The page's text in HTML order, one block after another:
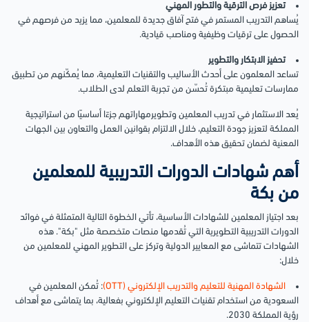
تعزيز فرص الترقية والتطور المهني
يُساهم التدريب المستمر في فتح آفاق جديدة للمعلمين، مما يزيد من فرصهم في
الحصول على ترقيات وظيفية ومناصب قيادية.
تحفيز الابتكار والتطوير
تساعد المعلمون على أحدث الأساليب والتقنيات التعليمية، مما يُمكّنهم من تطبيق
ممارسات تعليمية مبتكرة تُحسّن من تجربة التعلم لدى الطلاب.
يُعد الاستثمار في تدريب المعلمين وتطويرمهاراتهم جزءًا أساسيًا من استراتيجية
المملكة لتعزيز جودة التعليم، خلال الالتزام بقوانين العمل والتعاون بين الجهات
المعنية لضمان تحقيق هذه الأهداف.
أهم شهادات الدورات التدريبية للمعلمين
من بكة
بعد اجتياز المعلمين للشهادات الأساسية، تأتي الخطوة التالية المتمثلة في فوائد
الدورات التدريبية التطويرية التي تُقدمها منصات متخصصة مثل "بكة". هذه
الشهادات تتماشى مع المعايير الدولية وتركز على التطوير المهني للمعلمين من
خلال:
الشهادة المهنية للتعليم والتدريب الإلكتروني (OTT)
: تُمكن المعلمين في
السعودية من استخدام تقنيات التعليم الإلكتروني بفعالية، بما يتماشى مع أهداف
رؤية المملكة 2030.